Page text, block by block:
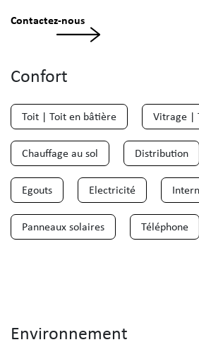
Contactez-nous
Confort
Toit | Toit en bâtière Vitrage |
Chauffage au sol Distribution
Egouts Electricité
Panneaux solaires Téléphone
Environnement